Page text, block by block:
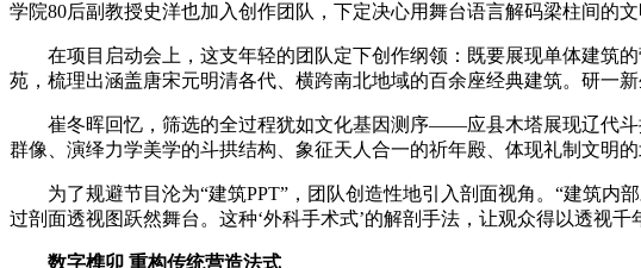
学院80后副教授史洋也加入创作团队，下定决心用舞台语言解码梁柱间的
在项目启动会上，这支年轻的团队定下创作纲领：既要展现单体建筑
苑，梳理出涵盖唐宋元明清各代、横跨南北地域的百余座经典建筑。研一
崔冬晖回忆，筛选的全过程犹如文化基因测序——应县木塔展现辽代斗
群像、演绎力学美学的斗拱结构、象征天人合一的祈年殿、体现礼制文明
为了规避节目沦为“建筑PPT”，团队创造性地引入剖面视角。“建筑内
过剖面透视图跃然舞台。这种‘外科手术式’的解剖手法，让观众得以透视千
数字榫卯 重构传统营造法式